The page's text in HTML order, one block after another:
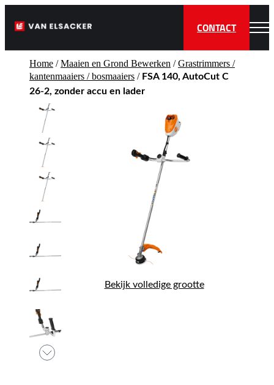
CONTACT
Home /Maaien en Grond Bewerken /Grastrimmers /
kantenmaaiers / bosmaaiers / FSA 140, AutoCut C
26-2, zonder accu en lader
Bekijk volledige grootte